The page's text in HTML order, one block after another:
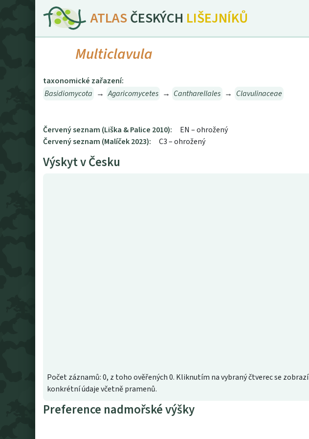
ATLASČESKÝCH LIŠEJNÍKŮ
Multiclavula
taxonomické zařazení:
Basidiomycota → Agaricomycetes → Cantharellales → Clavulinaceae
Červený seznam (Liška & Palice 2010):
EN – ohrožený
Červený seznam (Malíček 2023):
C3 – ohrožený
Výskyt v Česku
Počet záznamů: 0, z toho ověřených 0. Kliknutím na vybraný čtverec se zobrazí
konkrétní údaje včetně pramenů.
Preference nadmořské výšky